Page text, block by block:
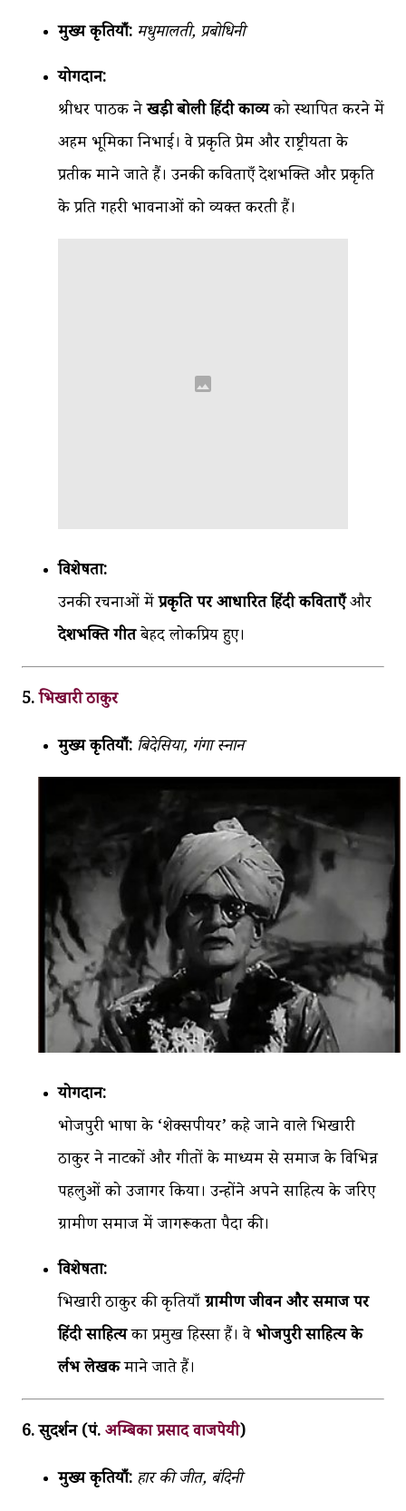
मुख्य कृतियाँ: मधुमालती, प्रबोधिनी
योगदान:
श्रीधर पाठक नेखड़ी बोली हिंदी काव्यको स्थापित करने में
अहम भूमिका निभाई। वे प्रकृति प्रेम और राष्ट्रीयता के
प्रतीक माने जाते हैं। उनकी कविताएँ देशभक्ति और प्रकृति
के प्रति गहरी भावनाओं को व्यक्त करती हैं।
विशेषता:
उनकी रचनाओं मेंप्रकृति पर आधारित हिंदी कविताएँऔर
देशभक्ति गीतबेहद लोकप्रिय हुए।
5.भिखारी ठाकुर
मुख्य कृतियाँ: बिदेसिया, गंगा स्नान
योगदान:
भोजपुरी भाषा के ‘शेक्सपीयर’ कहे जाने वाले भिखारी
ठाकुर ने नाटकों और गीतों के माध्यम से समाज के विभिन्न
पहलुओं को उजागर किया। उन्होंने अपने साहित्य के जरिए
ग्रामीण समाज में जागरूकता पैदा की।
विशेषता:
भिखारी ठाकुर की कृतियाँग्रामीण जीवन और समाज पर
हिंदी साहित्यका प्रमुख हिस्सा हैं। वेभोजपुरी साहित्य के
दुर्लभ लेखकमाने जाते हैं।
6. सुदर्शन (पं.अम्बिका प्रसाद वाजपेयी)
मुख्य कृतियाँ: हार की जीत, बंदिनी